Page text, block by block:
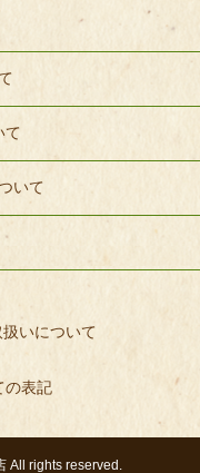
て
いて
いについて
の表記
All rights reserved.